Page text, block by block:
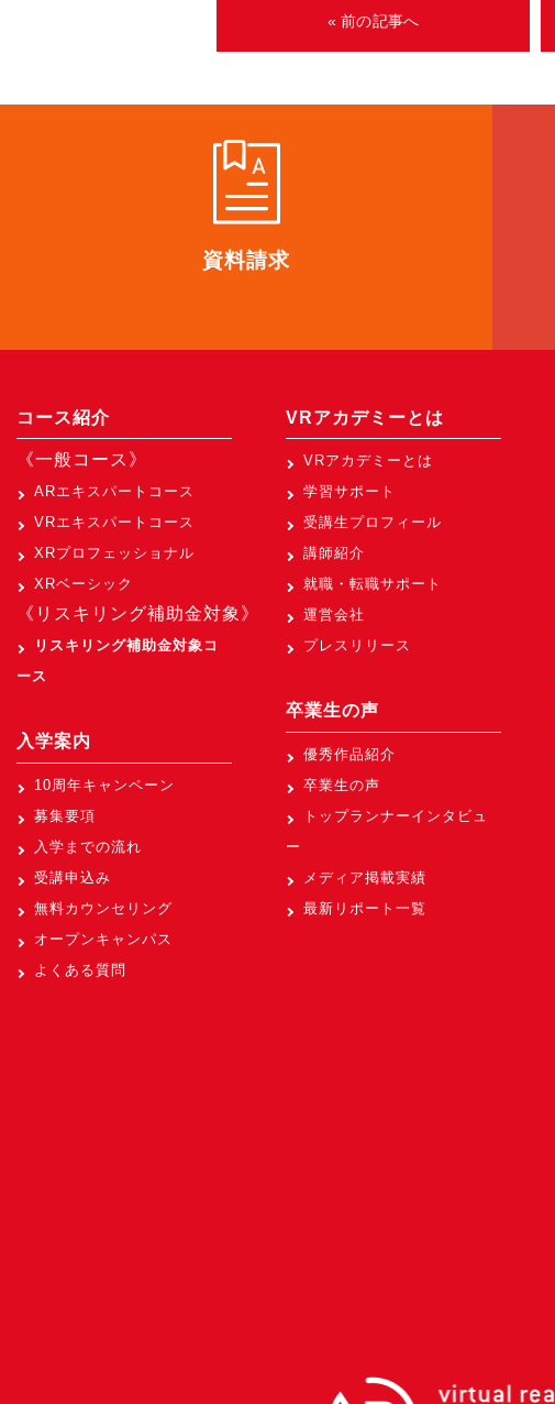
« 前の記事へ
資料請求
コース紹介
《一般コース》
ARエキスパートコース
VRエキスパートコース
XRプロフェッショナル
XRベーシック
《リスキリング補助金対象》
リスキリング補助金対象コ
ース
入学案内
10周年キャンペーン
募集要項
入学までの流れ
受講申込み
無料カウンセリング
オープンキャンパス
よくある質問
VRアカデミーとは
VRアカデミーとは
学習サポート
受講生プロフィール
講師紹介
就職・転職サポート
運営会社
プレスリリース
卒業生の声
優秀作品紹介
卒業生の声
トップランナーインタビュ
ー
メディア掲載実績
最新リポート一覧